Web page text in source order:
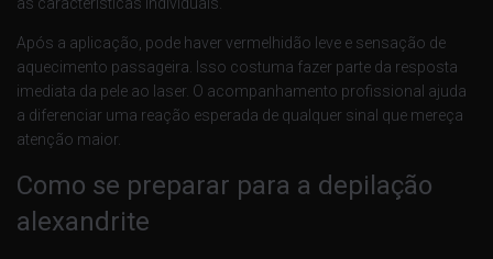
Após a aplicação, pode haver vermelhidão leve e sensação de
aquecimento passageira. Isso costuma fazer parte da resposta
imediata da pele ao laser. O acompanhamento profissional ajuda
a diferenciar uma reação esperada de qualquer sinal que mereça
atenção maior.
Como se preparar para a depilação
alexandrite